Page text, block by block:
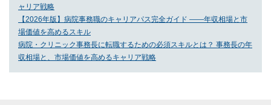
ャリア戦略
【2026年版】病院事務職のキャリアパス完全ガイド ――年収相場と市
場価値を高めるスキル
病院・クリニック事務長に転職するための必須スキルとは？ 事務長の年
収相場と、市場価値を高めるキャリア戦略